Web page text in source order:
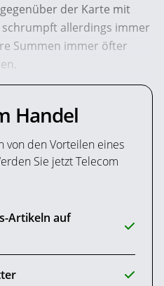
der Karte mit
allerdings immer
Summen immer öfter
Handel
von den Vorteilen eines
Sie jetzt Telecom
Artikeln auf